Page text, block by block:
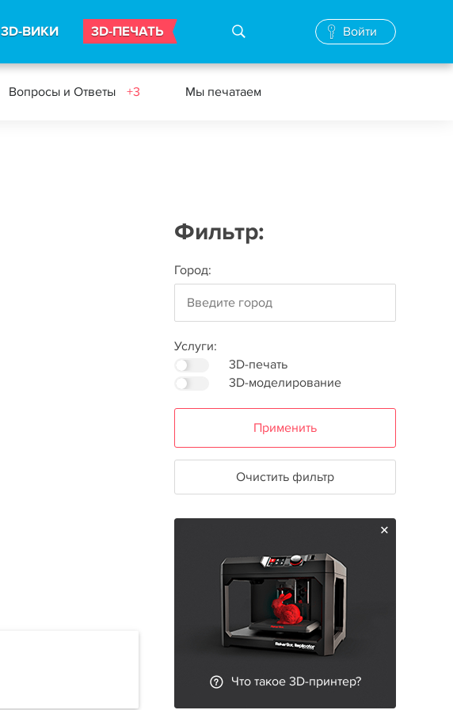
3D-ВИКИ 3D-ПЕЧАТЬ Войти
Вопросы и Ответы +3 Мы печатаем
Фильтр:
Город:
Услуги:
3D-печать
3D-моделирование
Применить
Очистить фильтр
Что такое 3D-принтер?